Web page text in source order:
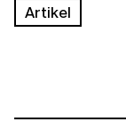
Artikel